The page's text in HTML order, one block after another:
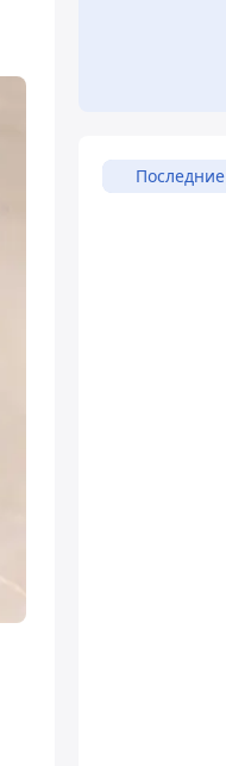
Последние